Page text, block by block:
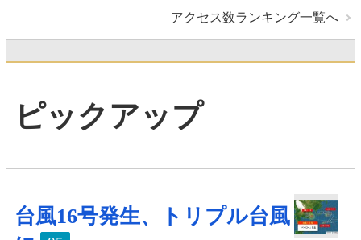
アクセス数ランキング一覧へ
ピックアップ
台風16号発生、トリプル台風